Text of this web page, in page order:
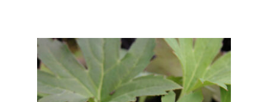
Les
options
peuvent
être